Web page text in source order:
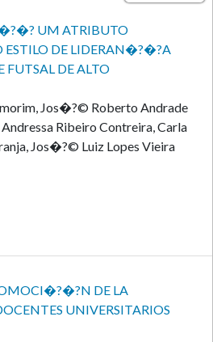
UM ATRIBUTO
ESTILO DE LIDERAN�?�?A
FUTSAL DE ALTO
Jos�?© Roberto Andrade
Ribeiro Contreira, Carla
Jos�?© Luiz Lopes Vieira
DE LA
UNIVERSITARIOS